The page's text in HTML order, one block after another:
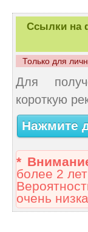
Ссылки на
Только для
Для
короткую
Нажмите
*
более 2
очень